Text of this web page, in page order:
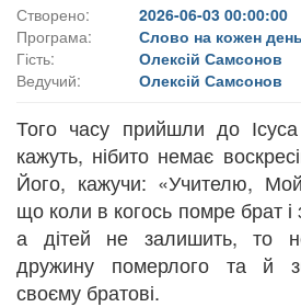
Створено:
2026-06-03 00:00:00
Програма:
Слово на кожен день
Гість:
Олексій Самсонов
Ведучий:
Олексій Самсонов
Того часу прийшли до Ісуса
кажуть, нібито немає
Його, кажучи: «Учителю,
що коли в когось помре брат
а дітей не залишить, то
дружину померлого та й
своєму братові.